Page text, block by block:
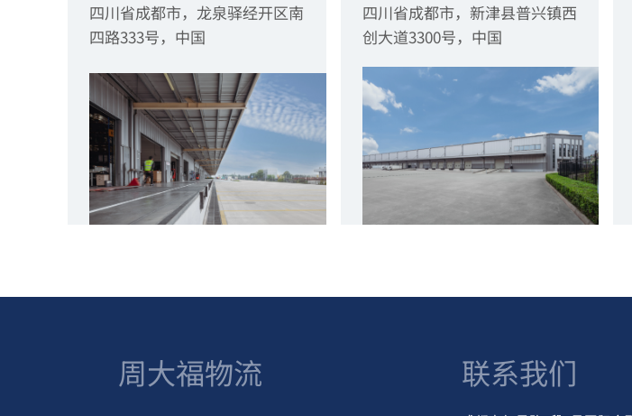
四川省成都市，龙泉驿经开区南
四路333号，中国
四川省成都市，新津县普兴镇西
创大道3300号，中国
周大福物流 联系我们